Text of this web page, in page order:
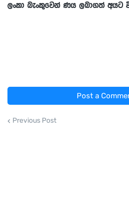
ලංකා බැංකුවෙන් ණය ලබාගත් අයට
Post a
Previous Post